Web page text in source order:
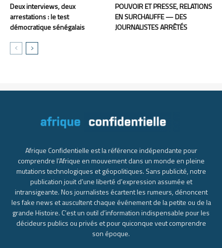
Deux interviews, deux
arrestations : le test
démocratique sénégalais
POUVOIR ET PRESSE, RELATIONS
EN SURCHAUFFE — DES
JOURNALISTES ARRÊTÉS
Afrique Confidentielle est la référence indépendante pour
comprendre l’Afrique en mouvement dans un monde en pleine
mutations technologiques et géopolitiques. Sans publicité, notre
publication jouit d’une liberté d’expression assumée et
intransigeante. Nos journalistes écartent les rumeurs, dénoncent
les fake news et auscultent chaque événement de la petite ou de la
grande Histoire. C’est un outil d’information indispensable pour les
décideurs publics ou privés et pour quiconque veut comprendre
son époque.